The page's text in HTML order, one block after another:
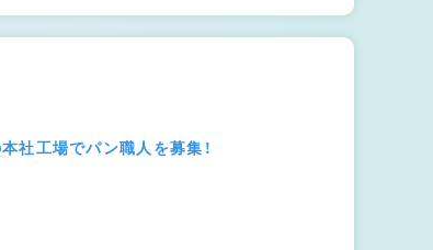
社工場でパン職人を募集！